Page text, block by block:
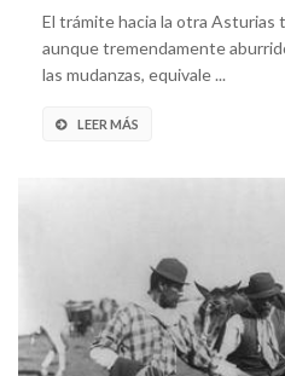
El trámite hacia la otra Asturias
aunque tremendamente
las mudanzas, equivale ...
LEER MÁS